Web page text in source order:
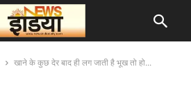
खाने के कुछ देर बाद ही लग जाती है भूख तो हो...